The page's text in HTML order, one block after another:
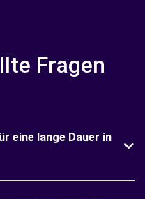
Fragen
eine lange Dauer in